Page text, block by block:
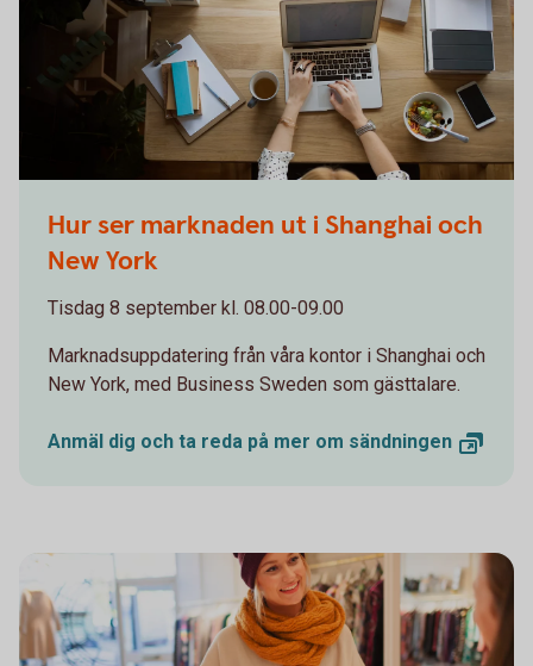
Hur ser marknaden ut i Shanghai och
New York
Tisdag 8 september kl. 08.00-09.00
Marknadsuppdatering från våra kontor i Shanghai och
New York, med Business Sweden som gästtalare.
Anmäl dig och ta reda på mer om sändningen